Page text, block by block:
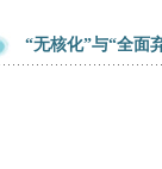
“无核化”与“全面